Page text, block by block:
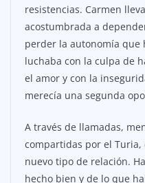
resistencias. Carmen
acostumbrada a
perder la autonomía que
luchaba con la culpa de
el amor y con la
merecía una segunda
A través de llamadas,
compartidas por el
nuevo tipo de relación.
hecho bien y de lo que